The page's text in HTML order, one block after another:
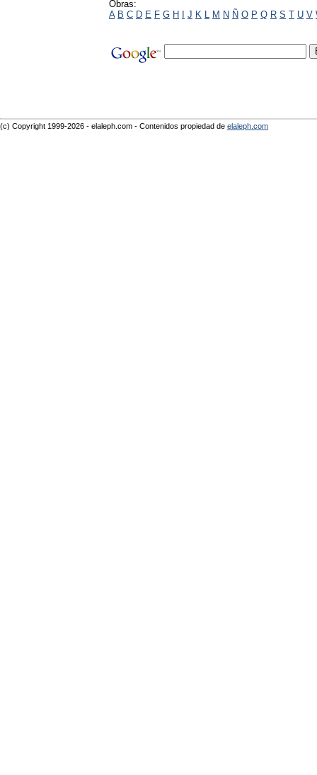
Obras:
A B C D E F G H I J K L M N Ñ O P Q R S T U V
(c) Copyright 1999-2026 - elaleph.com - Contenidos propiedad de elaleph.com